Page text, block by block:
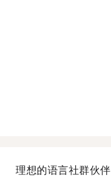
理想的语言社群伙伴